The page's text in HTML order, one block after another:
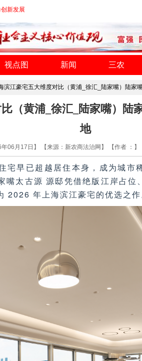
新发展
视点图 新闻 三农
滨江豪宅五大维度对比（黄浦_徐汇_陆家嘴）陆家
（黄浦_徐汇_陆家嘴）陆
地
年06月17日】 【来源：新农商法治网】 【作者 ：】
宅早已超越居住本身，成为城市
嘴太古源 源邸凭借绝版江岸占
2026 年上海滨江豪宅的优选之作